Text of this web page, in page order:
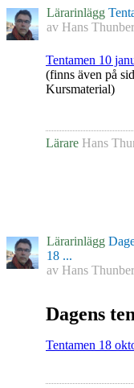
Lärarinlägg
av Hans
Tentamen 10
(finns även på
Kursmaterial)
Lärare Hans
Lärarinlägg
18 ...
av Hans
Dagens
Tentamen 18